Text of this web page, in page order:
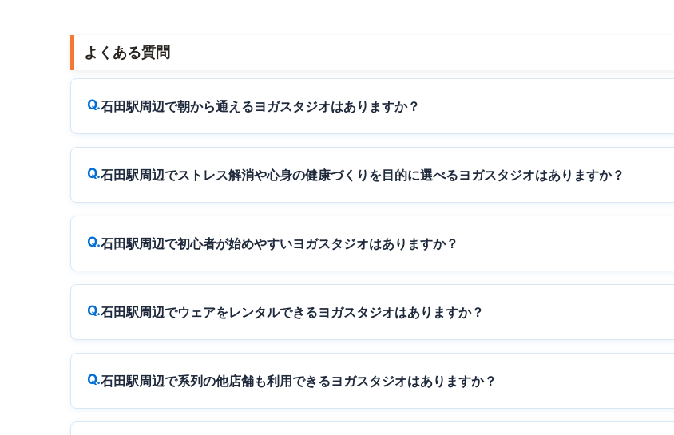
よくある質問
石田駅周辺で朝から通えるヨガスタジオはありますか？
石田駅周辺でストレス解消や心身の健康づくりを目的に選べるヨガスタジオはありますか？
石田駅周辺で初心者が始めやすいヨガスタジオはありますか？
石田駅周辺でウェアをレンタルできるヨガスタジオはありますか？
石田駅周辺で系列の他店舗も利用できるヨガスタジオはありますか？